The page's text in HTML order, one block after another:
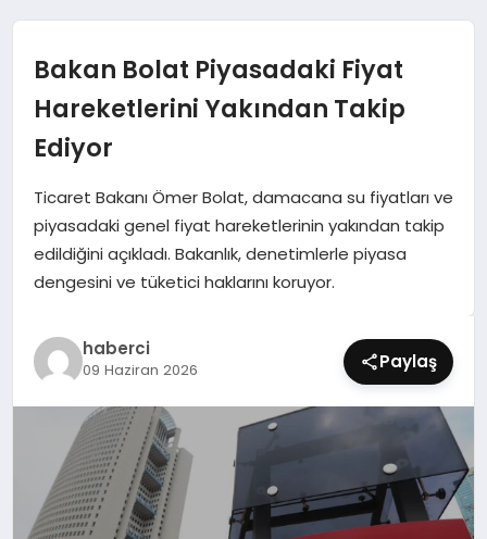
MAGAZIN
SAĞLIK
SIYASET
TEKNOLOJI
YAŞAM
Bakan Bolat Piyasadaki Fiyat
Hareketlerini Yakından Takip
Ediyor
Ticaret Bakanı Ömer Bolat, damacana su fiyatları ve
piyasadaki genel fiyat hareketlerinin yakından takip
edildiğini açıkladı. Bakanlık, denetimlerle piyasa
dengesini ve tüketici haklarını koruyor.
haberci
09 Haziran 2026 Paylaş